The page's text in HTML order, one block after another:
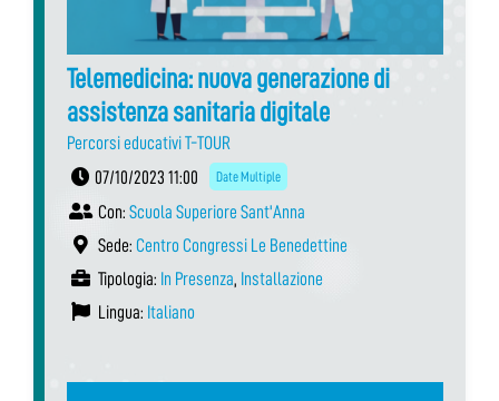
Telemedicina: nuova generazione di
assistenza sanitaria digitale
Percorsi educativi T-TOUR
07/10/2023 11:00
Date Multiple
Con: Scuola Superiore Sant'Anna
Sede: Centro Congressi Le Benedettine
Tipologia: In Presenza, Installazione
Lingua: Italiano